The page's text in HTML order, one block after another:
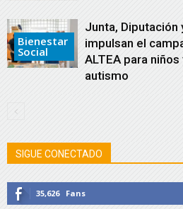
Bienestar
Social
Junta, Diputación
impulsan el
ALTEA para
autismo
SIGUE CONECTADO
35,626 Fans